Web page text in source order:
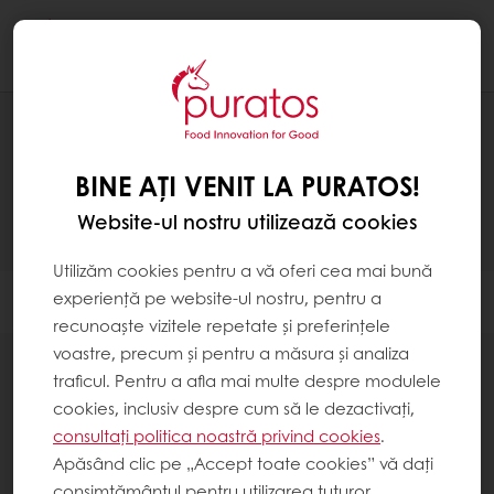
Filtrare
Mixuri pentru mousse, șarlotă și cremă
BINE AȚI VENIT LA PURATOS!
Website-ul nostru utilizează cookies
Utilizăm cookies pentru a vă oferi cea mai bună
experiență pe website-ul nostru, pentru a
recunoaște vizitele repetate și preferințele
voastre, precum și pentru a măsura și analiza
traficul. Pentru a afla mai multe despre modulele
cookies, inclusiv despre cum să le dezactivați,
consultați politica noastră privind cookies.
Apăsând clic pe „Accept toate cookies” vă dați